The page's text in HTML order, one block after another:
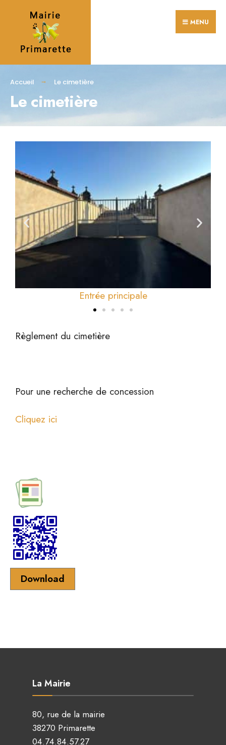
MENU
Accueil Le cimetière
Le cimetière
Entrée principale
Règlement du cimetière
Pour une recherche de concession
Cliquez ici
Download
La Mairie
80, rue de la mairie
38270 Primarette
04.74.84.57.27